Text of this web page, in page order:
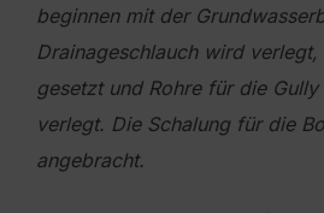
beginnen mit der
Drainageschlauch wird
gesetzt und Rohre für die
verlegt. Die Schalung für die
angebracht.